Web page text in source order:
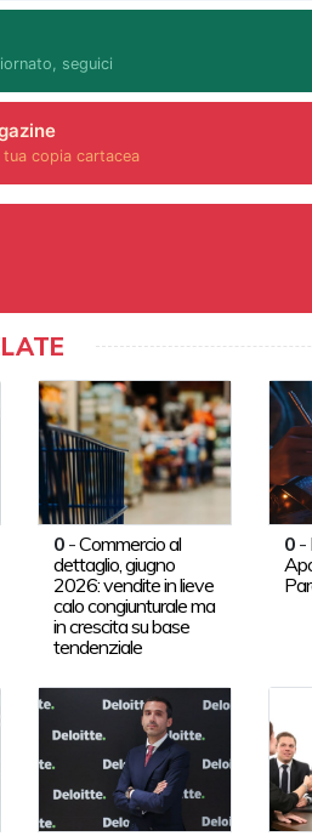
seguici
copia cartacea
0 -Commercio al
dettaglio, giugno
2026: vendite in lieve
calo congiunturale ma
in crescita su base
tendenziale
0-